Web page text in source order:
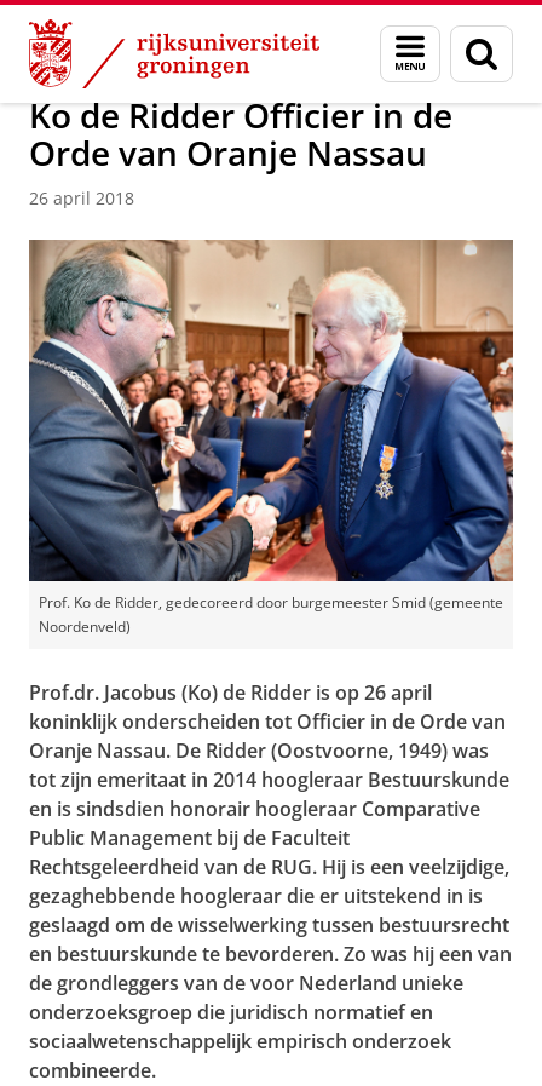
Skip
Content
Skip
Navigation
Menu
en
zoeken
Over ons Actueel Nieuws Nieuwsberichten
Ko de Ridder Officier in de
Orde van Oranje Nassau
26 april 2018
Prof. Ko de Ridder, gedecoreerd door burgemeester Smid (gemeente
Noordenveld)
Prof.dr. Jacobus (Ko) de Ridder is op 26 april
koninklijk onderscheiden tot Officier in de Orde van
Oranje Nassau. De Ridder (Oostvoorne, 1949) was
tot zijn emeritaat in 2014 hoogleraar Bestuurskunde
en is sindsdien honorair hoogleraar Comparative
Public Management bij de Faculteit
Rechtsgeleerdheid van de RUG. Hij is een veelzijdige,
gezaghebbende hoogleraar die er uitstekend in is
geslaagd om de wisselwerking tussen bestuursrecht
en bestuurskunde te bevorderen. Zo was hij een van
de grondleggers van de voor Nederland unieke
onderzoeksgroep die juridisch normatief en
sociaalwetenschappelijk empirisch onderzoek
combineerde.